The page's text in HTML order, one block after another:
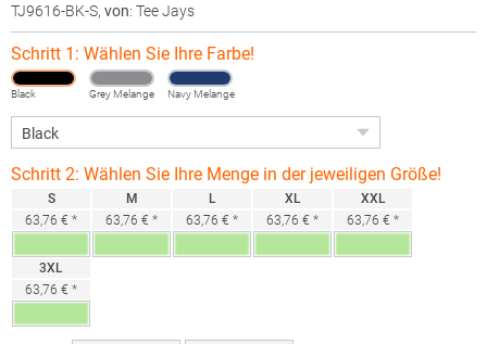
TJ9616-BK-S, von: Tee Jays
Schritt 1: Wählen Sie Ihre Farbe!
Black Grey Melange Navy Melange
Schritt 2: Wählen Sie Ihre Menge in der jeweiligen Größe!
S
63,76 € *
M
63,76 € *
L
63,76 € *
XL
63,76 € *
XXL
63,76 € *
3XL
63,76 € *